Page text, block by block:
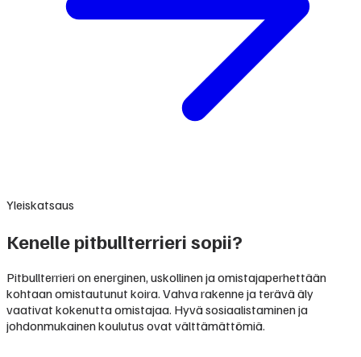
Yleiskatsaus
Kenelle pitbullterrieri sopii?
Pitbullterrieri on energinen, uskollinen ja omistajaperhettään
kohtaan omistautunut koira. Vahva rakenne ja terävä äly
vaativat kokenutta omistajaa. Hyvä sosiaalistaminen ja
johdonmukainen koulutus ovat välttämättömiä.